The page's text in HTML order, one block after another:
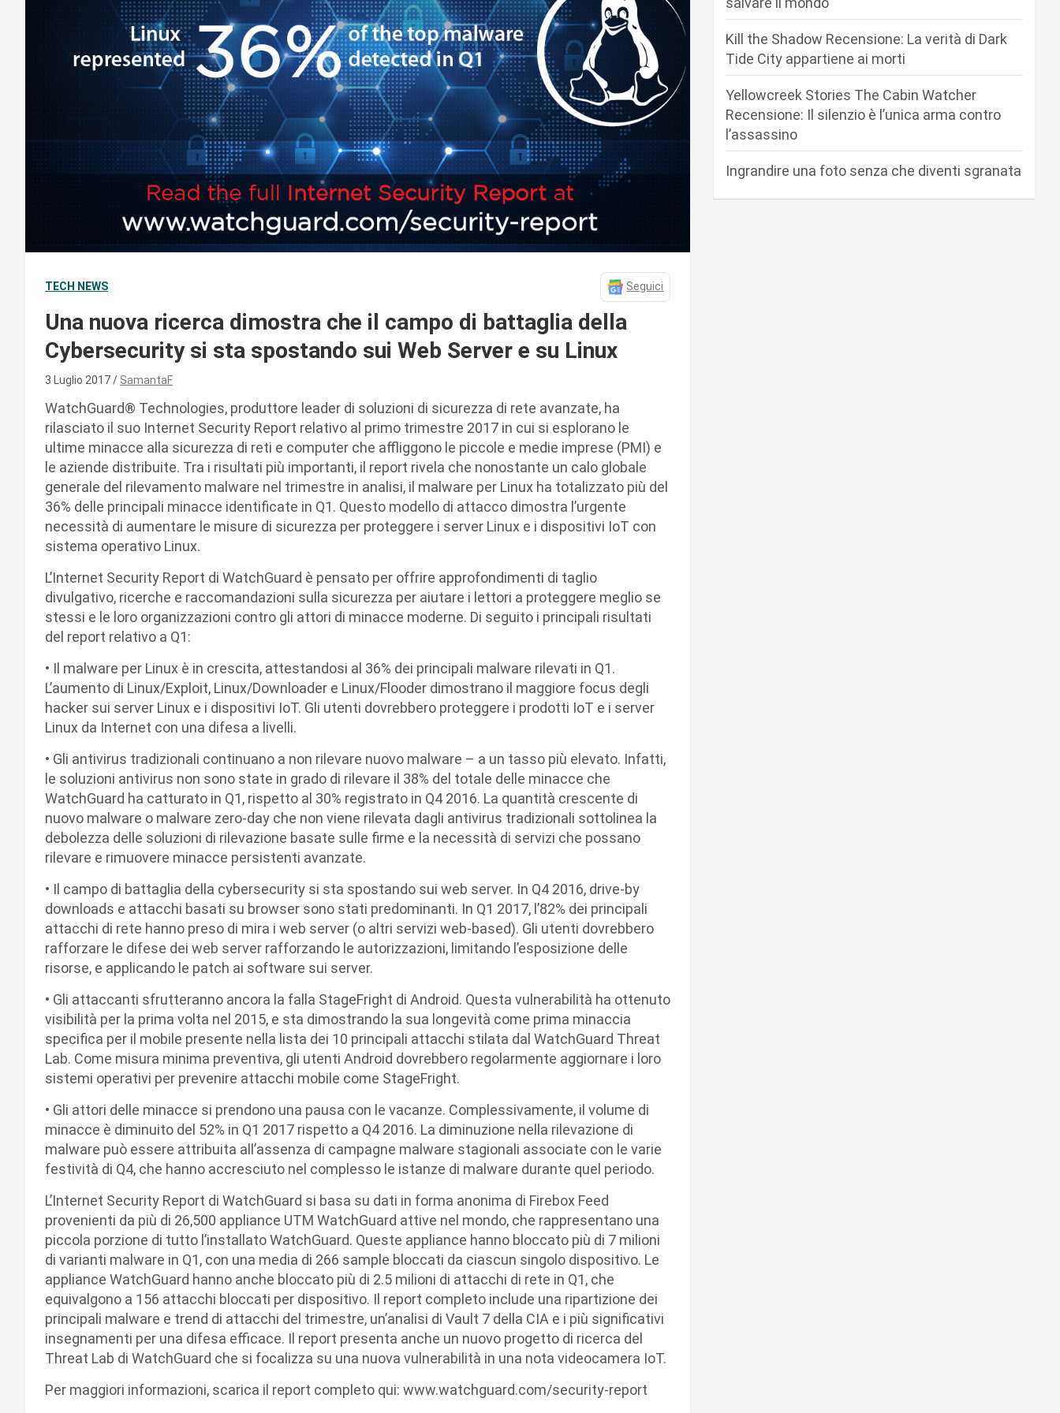
TECH NEWS Seguici
Una nuova ricerca dimostra che il campo di battaglia della
Cybersecurity si sta spostando sui Web Server e su Linux
3 Luglio 2017 SamantaF
WatchGuard® Technologies, produttore leader di soluzioni di sicurezza di rete avanzate, ha
rilasciato il suo Internet Security Report relativo al primo trimestre 2017 in cui si esplorano le
ultime minacce alla sicurezza di reti e computer che affliggono le piccole e medie imprese (PMI) e
le aziende distribuite. Tra i risultati più importanti, il report rivela che nonostante un calo globale
generale del rilevamento malware nel trimestre in analisi, il malware per Linux ha totalizzato più del
36% delle principali minacce identificate in Q1. Questo modello di attacco dimostra l’urgente
necessità di aumentare le misure di sicurezza per proteggere i server Linux e i dispositivi IoT con
sistema operativo Linux.
L’Internet Security Report di WatchGuard è pensato per offrire approfondimenti di taglio
divulgativo, ricerche e raccomandazioni sulla sicurezza per aiutare i lettori a proteggere meglio se
stessi e le loro organizzazioni contro gli attori di minacce moderne. Di seguito i principali risultati
del report relativo a Q1:
• Il malware per Linux è in crescita, attestandosi al 36% dei principali malware rilevati in Q1.
L’aumento di Linux/Exploit, Linux/Downloader e Linux/Flooder dimostrano il maggiore focus degli
hacker sui server Linux e i dispositivi IoT. Gli utenti dovrebbero proteggere i prodotti IoT e i server
Linux da Internet con una difesa a livelli.
• Gli antivirus tradizionali continuano a non rilevare nuovo malware – a un tasso più elevato. Infatti,
le soluzioni antivirus non sono state in grado di rilevare il 38% del totale delle minacce che
WatchGuard ha catturato in Q1, rispetto al 30% registrato in Q4 2016. La quantità crescente di
nuovo malware o malware zero-day che non viene rilevata dagli antivirus tradizionali sottolinea la
debolezza delle soluzioni di rilevazione basate sulle firme e la necessità di servizi che possano
rilevare e rimuovere minacce persistenti avanzate.
• Il campo di battaglia della cybersecurity si sta spostando sui web server. In Q4 2016, drive-by
downloads e attacchi basati su browser sono stati predominanti. In Q1 2017, l’82% dei principali
attacchi di rete hanno preso di mira i web server (o altri servizi web-based). Gli utenti dovrebbero
rafforzare le difese dei web server rafforzando le autorizzazioni, limitando l’esposizione delle
risorse, e applicando le patch ai software sui server.
• Gli attaccanti sfrutteranno ancora la falla StageFright di Android. Questa vulnerabilità ha ottenuto
visibilità per la prima volta nel 2015, e sta dimostrando la sua longevità come prima minaccia
specifica per il mobile presente nella lista dei 10 principali attacchi stilata dal WatchGuard Threat
Lab. Come misura minima preventiva, gli utenti Android dovrebbero regolarmente aggiornare i loro
sistemi operativi per prevenire attacchi mobile come StageFright.
• Gli attori delle minacce si prendono una pausa con le vacanze. Complessivamente, il volume di
minacce è diminuito del 52% in Q1 2017 rispetto a Q4 2016. La diminuzione nella rilevazione di
malware può essere attribuita all’assenza di campagne malware stagionali associate con le varie
festività di Q4, che hanno accresciuto nel complesso le istanze di malware durante quel periodo.
L’Internet Security Report di WatchGuard si basa su dati in forma anonima di Firebox Feed
provenienti da più di 26,500 appliance UTM WatchGuard attive nel mondo, che rappresentano una
piccola porzione di tutto l’installato WatchGuard. Queste appliance hanno bloccato più di 7 milioni
di varianti malware in Q1, con una media di 266 sample bloccati da ciascun singolo dispositivo. Le
appliance WatchGuard hanno anche bloccato più di 2.5 milioni di attacchi di rete in Q1, che
equivalgono a 156 attacchi bloccati per dispositivo. Il report completo include una ripartizione dei
principali malware e trend di attacchi del trimestre, un’analisi di Vault 7 della CIA e i più significativi
insegnamenti per una difesa efficace. Il report presenta anche un nuovo progetto di ricerca del
Threat Lab di WatchGuard che si focalizza su una nuova vulnerabilità in una nota videocamera IoT.
Per maggiori informazioni, scarica il report completo qui: www.watchguard.com/security-report
Kill the Shadow Recensione: La verità di Dark
Tide City appartiene ai morti
Yellowcreek Stories The Cabin Watcher
Recensione: Il silenzio è l’unica arma contro
l’assassino
Ingrandire una foto senza che diventi sgranata